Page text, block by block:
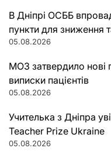
В Дніпрі ОСББ
пункти для зниження
05.08.2026
МОЗ затвердило нові
виписки пацієнтів
05.08.2026
Учителька з Дніпра
Teacher Prize Ukraine
05.08.2026